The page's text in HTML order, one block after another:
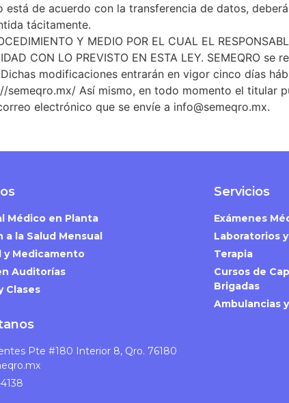
está de acuerdo con la transferencia de datos,
tácitamente.
Y MEDIO POR EL CUAL EL
CON LO PREVISTO EN ESTA LEY. SEMEQRO
modificaciones entrarán en vigor cinco días
semeqro.mx/ Así mismo, en todo momento el titular
electrónico que se envíe a info@semeqro.mx.
Médico en Planta
a la Salud Mensual
y Medicamento
Auditorías
Clases
Servicios
Exámenes
Laboratorios
Terapia
Cursos de
Brigadas
Ambulancias
Pte #180 Interior 8, Qro. 76180